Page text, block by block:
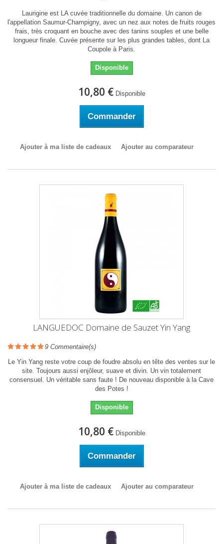
Laurigine est LA cuvée traditionnelle du domaine. Un canon de
l'appellation Saumur-Champigny, avec un nez aux notes de fruits rouges
frais, très croquant en bouche avec des tanins souples et une belle
longueur finale. Cuvée présente sur les plus grandes tables, dont La
Coupole à Paris.
Disponible
10,80 € Disponible
Commander
Ajouter à ma liste de cadeaux Ajouter au comparateur
LANGUEDOC Domaine de Sauzet Yin Yang
9 Commentaire(s)
Le Yin Yang reste votre coup de foudre absolu en tête des ventes sur le
site. Toujours aussi enjôleur, suave et divin. Un vin totalement
consensuel. Un véritable sans faute ! De nouveau disponible à la Cave
des Potes !
Disponible
10,80 € Disponible
Commander
Ajouter à ma liste de cadeaux Ajouter au comparateur